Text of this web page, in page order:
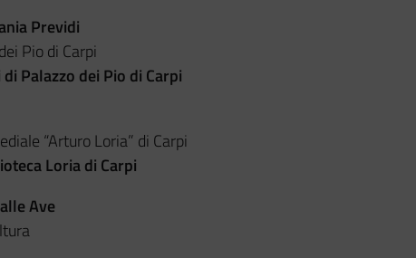
Previdi
Pio di Carpi
Palazzo dei Pio di Carpi
“Arturo Loria” di Carpi
Loria di Carpi
Ave